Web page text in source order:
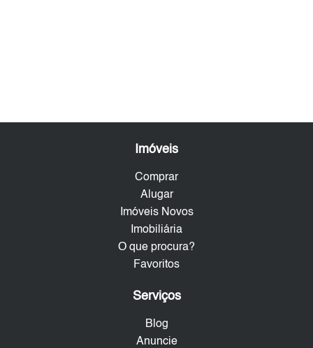
Imóveis
Comprar
Alugar
Imóveis Novos
Imobiliária
O que procura?
Favoritos
Serviços
Blog
Anuncie